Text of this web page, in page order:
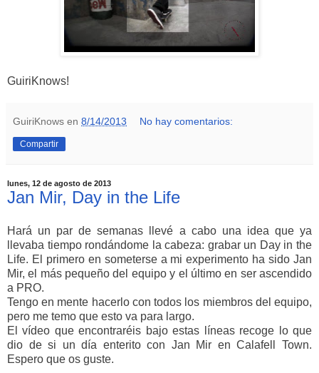
GuiriKnows!
GuiriKnows en 8/14/2013 No hay comentarios:
Compartir
lunes, 12 de agosto de 2013
Jan Mir, Day in the Life
Hará un par de semanas llevé a cabo una idea que ya
llevaba tiempo rondándome la cabeza: grabar un Day in the
Life. El primero en someterse a mi experimento ha sido Jan
Mir, el más pequeño del equipo y el último en ser ascendido
a PRO.
Tengo en mente hacerlo con todos los miembros del equipo,
pero me temo que esto va para largo.
El vídeo que encontraréis bajo estas líneas recoge lo que
dio de si un día enterito con Jan Mir en Calafell Town.
Espero que os guste.